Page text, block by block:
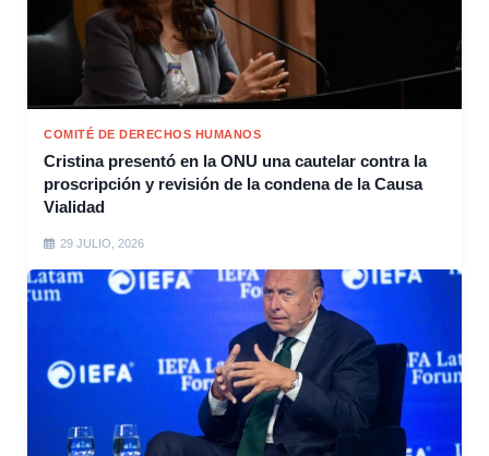
COMITÉ DE DERECHOS HUMANOS
Cristina presentó en la ONU una cautelar contra la
proscripción y revisión de la condena de la Causa
Vialidad
29 JULIO, 2026